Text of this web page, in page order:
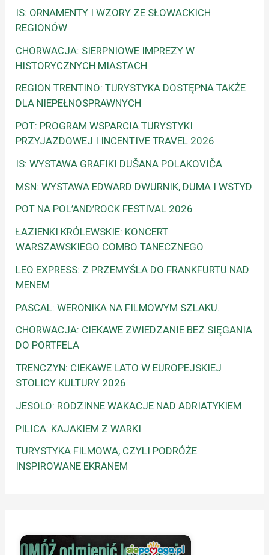
IS: ORNAMENTY I WZORY ZE SŁOWACKICH
REGIONÓW
CHORWACJA: SIERPNIOWE IMPREZY W
HISTORYCZNYCH MIASTACH
REGION TRENTINO: TURYSTYKA DOSTĘPNA TAKŻE
DLA NIEPEŁNOSPRAWNYCH
POT: PROGRAM WSPARCIA TURYSTYKI
PRZYJAZDOWEJ I INCENTIVE TRAVEL 2026
IS: WYSTAWA GRAFIKI DUŠANA POLAKOVIČA
MSN: WYSTAWA EDWARD DWURNIK, DUMA I WSTYD
POT NA POL’AND’ROCK FESTIVAL 2026
ŁAZIENKI KRÓLEWSKIE: KONCERT
WARSZAWSKIEGO COMBO TANECZNEGO
LEO EXPRESS: Z PRZEMYŚLA DO FRANKFURTU NAD
MENEM
PASCAL: WERONIKA NA FILMOWYM SZLAKU.
CHORWACJA: CIEKAWE ZWIEDZANIE BEZ SIĘGANIA
DO PORTFELA
TRENCZYN: CIEKAWE LATO W EUROPEJSKIEJ
STOLICY KULTURY 2026
JESOLO: RODZINNE WAKACJE NAD ADRIATYKIEM
PILICA: KAJAKIEM Z WARKI
TURYSTYKA FILMOWA, CZYLI PODRÓŻE
INSPIROWANE EKRANEM